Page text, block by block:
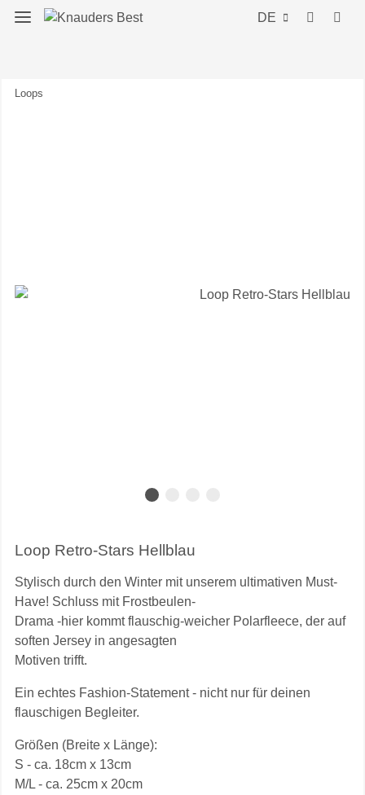
DE
Loops
Loop Retro-Stars Hellblau
Stylisch durch den Winter mit unserem ultimativen Must-
Have! Schluss mit Frostbeulen-
Drama -hier kommt flauschig-weicher Polarfleece, der auf
soften Jersey in angesagten
Motiven trifft.
Ein echtes Fashion-Statement - nicht nur für deinen
flauschigen Begleiter.
Größen (Breite x Länge):
S - ca. 18cm x 13cm
M/L - ca. 25cm x 20cm